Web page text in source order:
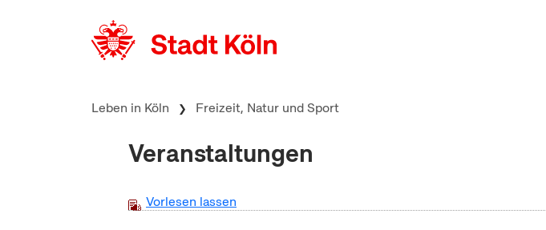
Leben in Köln Freizeit, Natur und Sport
Veranstaltungen
Vorlesen lassen